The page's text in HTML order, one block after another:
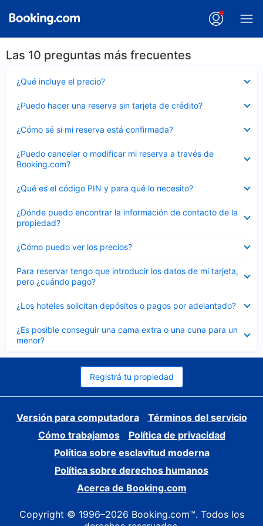
Las 10 preguntas más frecuentes
¿Qué incluye el precio?
cerrado
¿Puedo hacer una reserva sin tarjeta de crédito?
cerrado
¿Cómo sé si mi reserva está confirmada?
cerrado
¿Puedo cancelar o modificar mi reserva a través de
Booking.com?
cerrado
¿Qué es el código PIN y para qué lo necesito?
cerrado
¿Dónde puedo encontrar la información de contacto de la
propiedad?
cerrado
¿Cómo puedo ver los precios?
cerrado
Para reservar tengo que introducir los datos de mi tarjeta,
pero ¿cuándo pago?
cerrado
¿Los hoteles solicitan depósitos o pagos por adelantado?
cerrado
¿Es posible conseguir una cama extra o una cuna para un
menor?
cerrado
Registrá tu propiedad
Versión para computadora
Términos del servicio
Cómo trabajamos
Política de privacidad
Política sobre esclavitud moderna
Política sobre derechos humanos
Acerca de Booking.com
Copyright © 1996–2026 Booking.com™. Todos los